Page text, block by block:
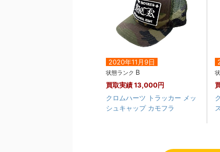
2020年11月9日
状態ランク B
買取実績13,000円
クロムハーツ トラッカー メッ
シュキャップ カモフラ